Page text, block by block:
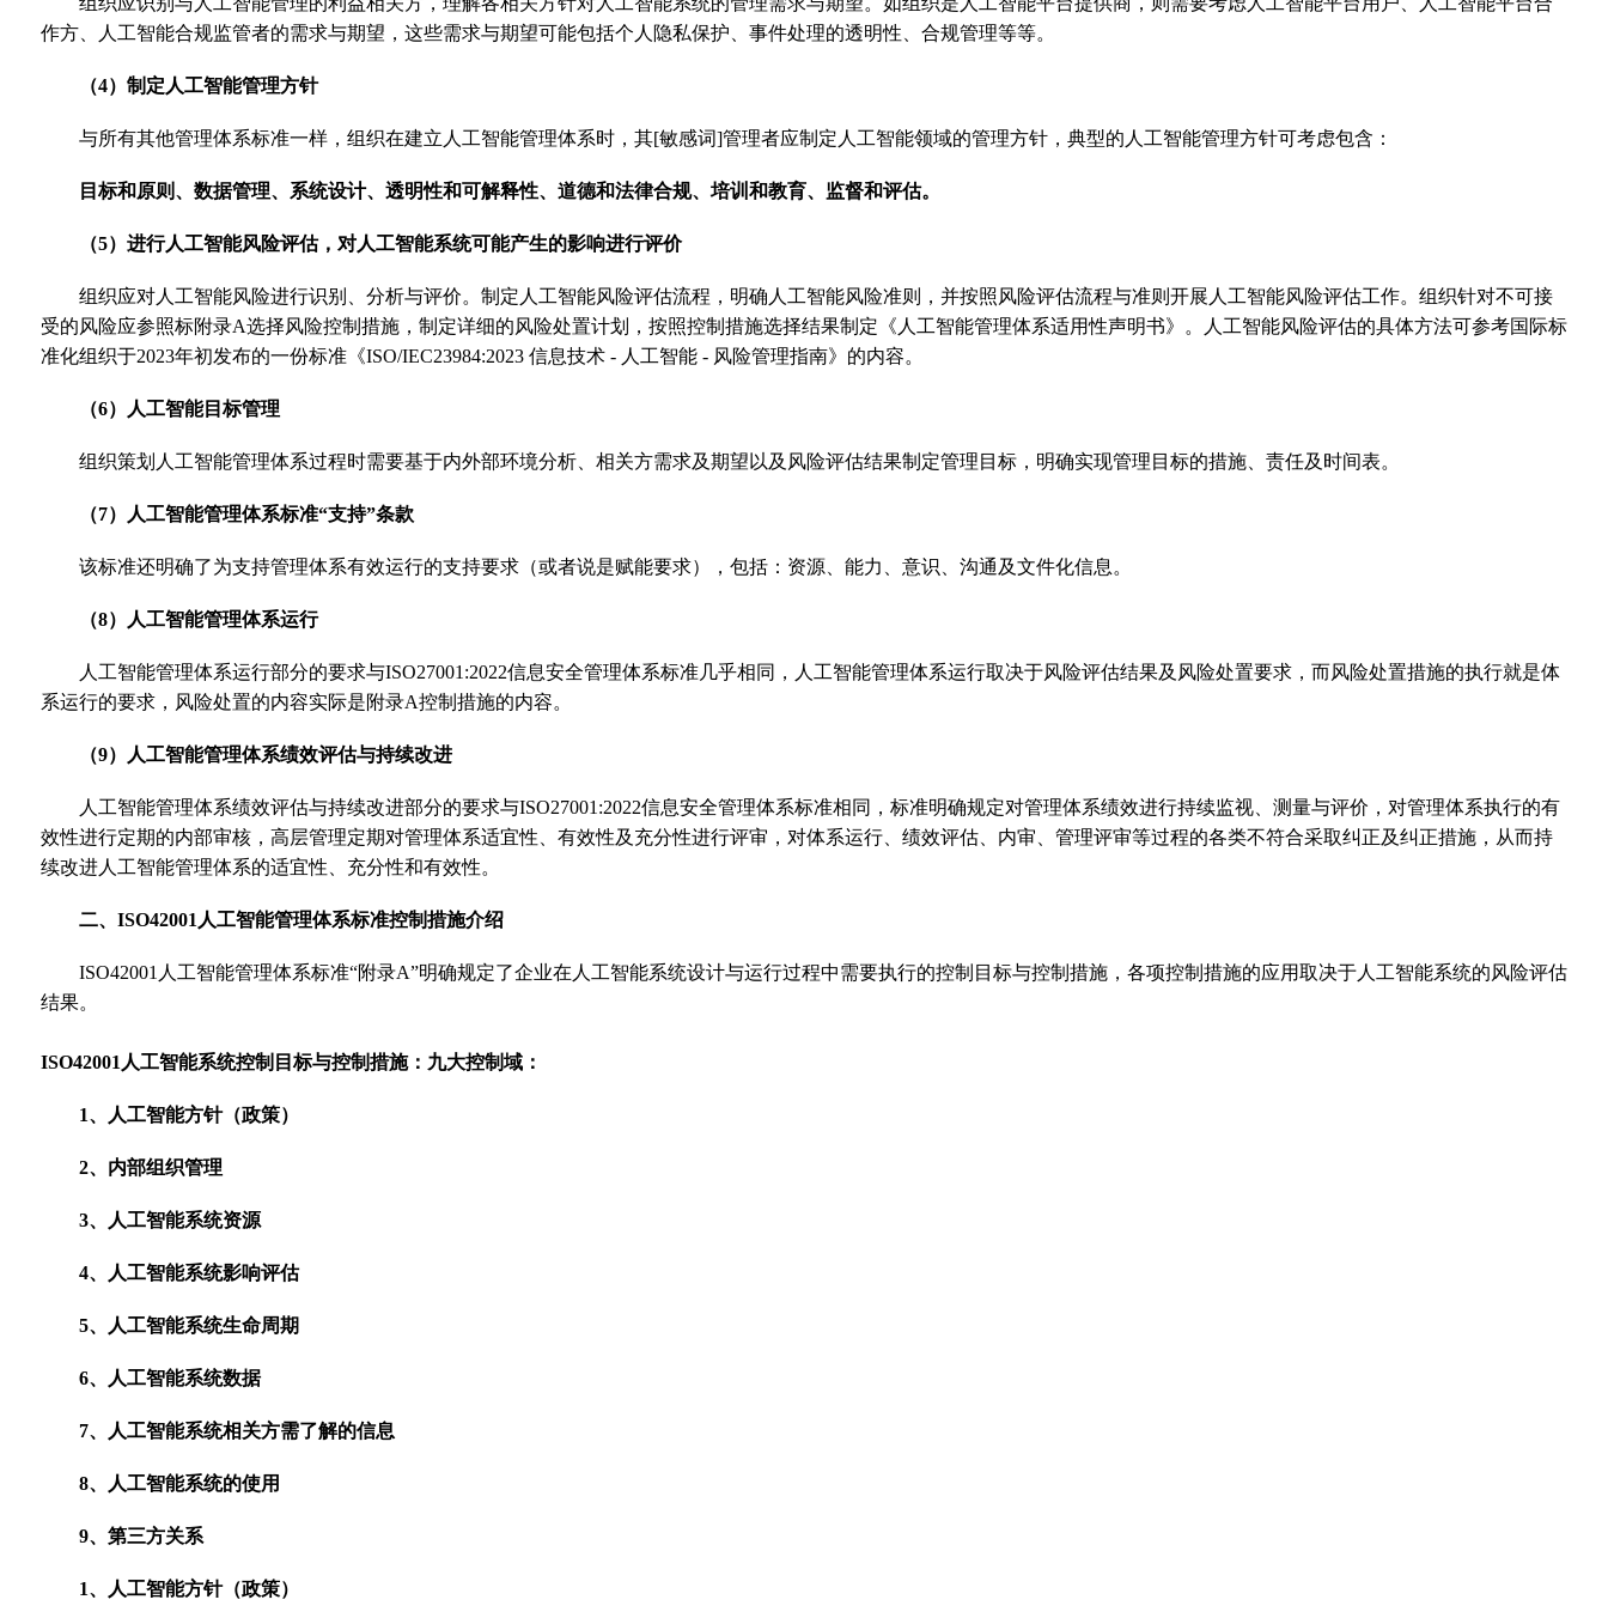
作方、人工智能合规监管者的需求与期望，这些需求与期望可能包括个人隐私保护、事件处理的透明性、合规管理等等。
（4）制定人工智能管理方针
与所有其他管理体系标准一样，组织在建立人工智能管理体系时，其[敏感词]管理者应制定人工智能领域的管理方针，典型的人工智能管理方针可考虑包含：
目标和原则、数据管理、系统设计、透明性和可解释性、道德和法律合规、培训和教育、监督和评估。
（5）进行人工智能风险评估，对人工智能系统可能产生的影响进行评价
组织应对人工智能风险进行识别、分析与评价。制定人工智能风险评估流程，明确人工智能风险准则，并按照风险评估流程与准则开展人工智能风险评估工作。组织针对不可接
受的风险应参照标附录A选择风险控制措施，制定详细的风险处置计划，按照控制措施选择结果制定《人工智能管理体系适用性声明书》。人工智能风险评估的具体方法可参考国际标
准化组织于2023年初发布的一份标准《ISO/IEC23984:2023 信息技术 - 人工智能 - 风险管理指南》的内容。
（6）人工智能目标管理
组织策划人工智能管理体系过程时需要基于内外部环境分析、相关方需求及期望以及风险评估结果制定管理目标，明确实现管理目标的措施、责任及时间表。
（7）人工智能管理体系标准“支持”条款
该标准还明确了为支持管理体系有效运行的支持要求（或者说是赋能要求），包括：资源、能力、意识、沟通及文件化信息。
（8）人工智能管理体系运行
人工智能管理体系运行部分的要求与ISO27001:2022信息安全管理体系标准几乎相同，人工智能管理体系运行取决于风险评估结果及风险处置要求，而风险处置措施的执行就是体
系运行的要求，风险处置的内容实际是附录A控制措施的内容。
（9）人工智能管理体系绩效评估与持续改进
人工智能管理体系绩效评估与持续改进部分的要求与ISO27001:2022信息安全管理体系标准相同，标准明确规定对管理体系绩效进行持续监视、测量与评价，对管理体系执行的有
效性进行定期的内部审核，高层管理定期对管理体系适宜性、有效性及充分性进行评审，对体系运行、绩效评估、内审、管理评审等过程的各类不符合采取纠正及纠正措施，从而持
续改进人工智能管理体系的适宜性、充分性和有效性。
二、ISO42001人工智能管理体系标准控制措施介绍
ISO42001人工智能管理体系标准“附录A”明确规定了企业在人工智能系统设计与运行过程中需要执行的控制目标与控制措施，各项控制措施的应用取决于人工智能系统的风险评估
结果。
ISO42001人工智能系统控制目标与控制措施：九大控制域：
1、人工智能方针（政策）
2、内部组织管理
3、人工智能系统资源
4、人工智能系统影响评估
5、人工智能系统生命周期
6、人工智能系统数据
7、人工智能系统相关方需了解的信息
8、人工智能系统的使用
9、第三方关系
1、人工智能方针（政策）